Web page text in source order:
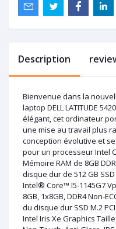
Description
Bienvenue dans la
laptop DELL LATITUDE
élégant, cet ordinateur
une mise au travail plus
conception évolutive et
pour un processeur Intel
Mémoire RAM de 8GB
disque dur de 512 GB SSD
Intel® Core™ I5-1145G7
8GB, 1x8GB, DDR4 Non-
du disque dur SSD M.2
Intel Iris Xe Graphics